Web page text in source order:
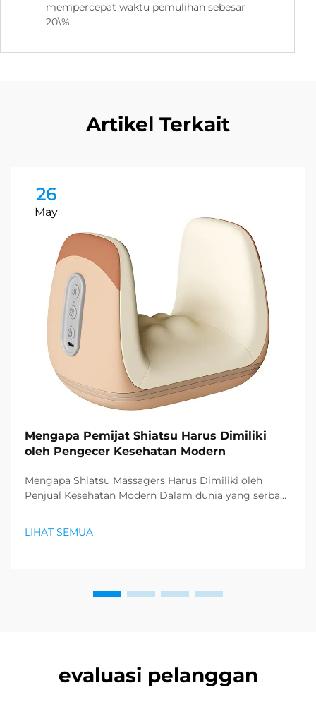
mempercepat waktu pemulihan sebesar
20\%.
Artikel Terkait
26
May
Mengapa Pemijat Shiatsu Harus Dimiliki
oleh Pengecer Kesehatan Modern
Mengapa Shiatsu Massagers Harus Dimiliki oleh
Penjual Kesehatan Modern Dalam dunia yang serba
semakin mencari cara efektif untuk memprioritaskan
LIHAT SEMUA
evaluasi pelanggan